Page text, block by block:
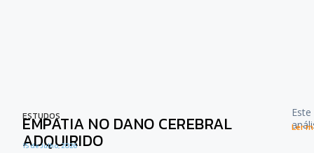
ESTUDOS
EMPATIA NO DANO CEREBRAL
ADQUIRIDO
15 de Julho, 2026
Ler